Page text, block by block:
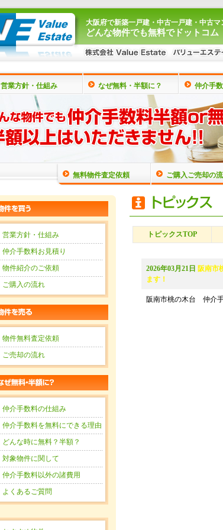
大阪府で新築一戸建・中古一戸建・中古マ
どんな物件でも無料でドットコム
営業方針・仕組み なぜ無料・半額に？ 仲介手
無料物件査定依頼 ご購入ご売却の
営業方針・仕組み
仲介手数料お見積り
物件紹介のご依頼
ご購入の流れ
物件無料査定依頼
ご売却の流れ
仲介手数料の仕組み
仲介手数料を無料にできる理由
どんな時に無料？半額？
対象物件に関して
仲介手数料以外の諸費用
よくあるご質問
トピックスTOP
2026年03月21日 阪南
ます！
阪南市桃の木台 仲介